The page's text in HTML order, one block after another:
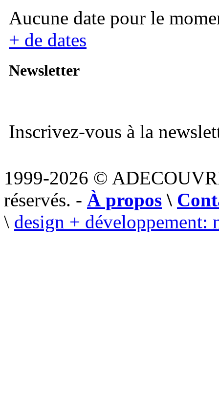
Aucune date pour le
+ de dates
Newsletter
Inscrivez-vous à la
1999-2026 ©
réservés. - À propos \
\ design + développement: